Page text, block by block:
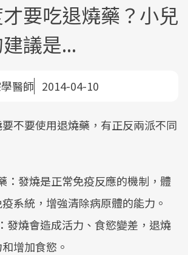
要吃退燒藥？小兒
議是...
醫師 2014-04-10
不要使用退燒藥，有正反兩派不同
：發燒是正常免疫反應的機制，體
系統，增強清除病原體的能力。
發燒會造成活力、食慾變差，退燒
增加食慾。